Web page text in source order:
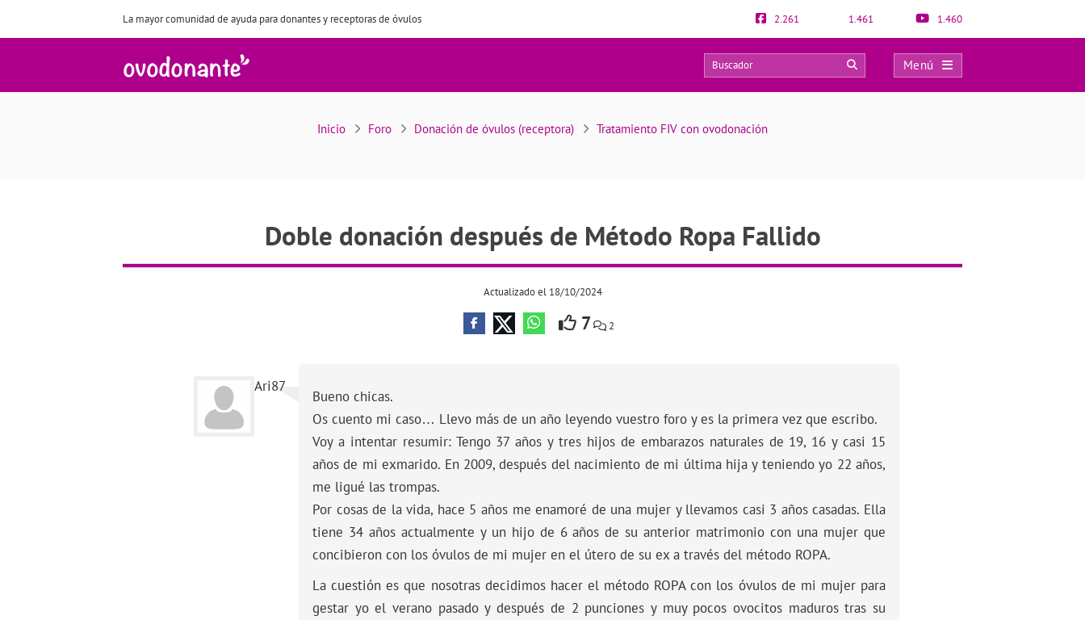
La mayor comunidad de ayuda para donantes y receptoras de óvulos 2.261 1.461 1.460
Menú
Doble donación después de Método Ropa Fallido
5 0
Inicio Foro Donación de óvulos (receptora) Tratamiento FIV con ovodonación
Doble donación después de Método Ropa Fallido
Actualizado el 18/10/2024
7 2
Ari87
Bueno chicas.
Os cuento mi caso… Llevo más de un año leyendo vuestro foro y es la primera vez que escribo.
Voy a intentar resumir: Tengo 37 años y tres hijos de embarazos naturales de 19, 16 y casi 15
años de mi exmarido. En 2009, después del nacimiento de mi última hija y teniendo yo 22 años,
me ligué las trompas.
Por cosas de la vida, hace 5 años me enamoré de una mujer y llevamos casi 3 años casadas. Ella
tiene 34 años actualmente y un hijo de 6 años de su anterior matrimonio con una mujer que
concibieron con los óvulos de mi mujer en el útero de su ex a través del método ROPA.
La cuestión es que nosotras decidimos hacer el método ROPA con los óvulos de mi mujer para
gestar yo el verano pasado y después de 2 punciones y muy pocos ovocitos maduros tras su